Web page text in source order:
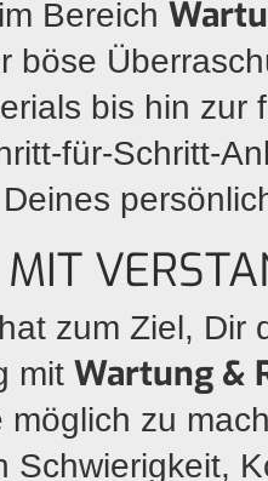
Bereich
böse
bis hin zur
für-Schritt-
zum Ziel, Dir
mit Wartung &
möglich zu
Schwierigkeit,